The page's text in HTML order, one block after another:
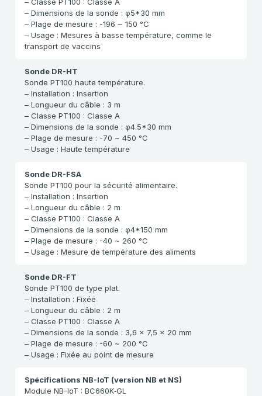
– Dimensions de la sonde : φ5*30 mm
– Plage de mesure : -196 ~ 150 °C
– Usage : Mesures à basse température, comme le
transport de vaccins
Sonde DR-HT
Sonde PT100 haute température.
– Installation : Insertion
– Longueur du câble : 3 m
– Classe PT100 : Classe A
– Dimensions de la sonde : φ4.5*30 mm
– Plage de mesure : -70 ~ 450 °C
– Usage : Haute température
Sonde DR-FSA
Sonde PT100 pour la sécurité alimentaire.
– Installation : Insertion
– Longueur du câble : 2 m
– Classe PT100 : Classe A
– Dimensions de la sonde : φ4*150 mm
– Plage de mesure : -40 ~ 260 °C
– Usage : Mesure de température des aliments
Sonde DR-FT
Sonde PT100 de type plat.
– Installation : Fixée
– Longueur du câble : 2 m
– Classe PT100 : Classe A
– Dimensions de la sonde : 3,6 x 7,5 x 20 mm
– Plage de mesure : -60 ~ 200 °C
– Usage : Fixée au point de mesure
Spécifications NB-IoT (version NB et NS)
Module NB-IoT : BC660K‑GL